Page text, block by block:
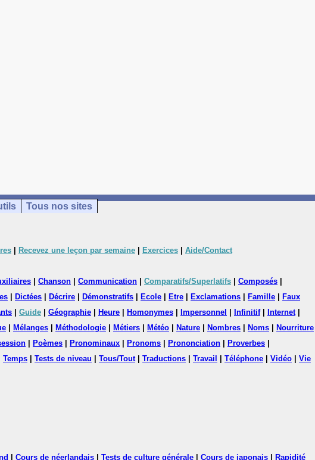
Tous nos sites
Recevez une leçon par semaine Exercices Aide/Contact
Chanson Communication Comparatifs/Superlatifs Composés
Dictées Décrire Démonstratifs Ecole Etre Exclamations Famille
Faux
Guide Géographie Heure Homonymes Impersonnel Infinitif| Internet|
Mélanges Méthodologie Métiers Météo Nature Nombres Noms
Nourriture
Poèmes Pronominaux Pronoms Prononciation Proverbes
Temps Tests de niveau Tous/Tout| Traductions Travail Téléphone Vidéo
Vie
Cours de néerlandais Tests de culture générale Cours de japonais Rapidité